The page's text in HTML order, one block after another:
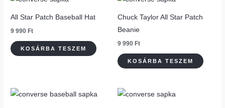
All Star Patch Baseball Hat
9 990 Ft
KOSÁRBA TESZEM
Chuck Taylor All Star Patch
Beanie
9 990 Ft
KOSÁRBA TESZEM